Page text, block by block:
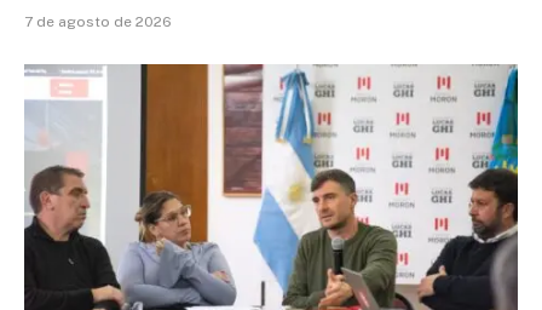
7 de agosto de 2026